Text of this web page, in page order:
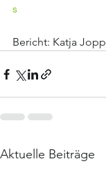
s
Bericht: Katja Jopp
Aktuelle Beiträge